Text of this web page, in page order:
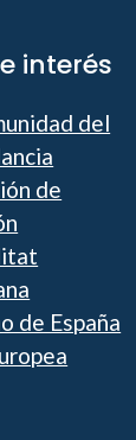
interés
del
de
de España